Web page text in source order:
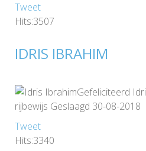
Tweet
Hits:3507
IDRIS IBRAHIM
Gefeliciteerd
rijbewijs Geslaagd 30-08-2018
Tweet
Hits:3340